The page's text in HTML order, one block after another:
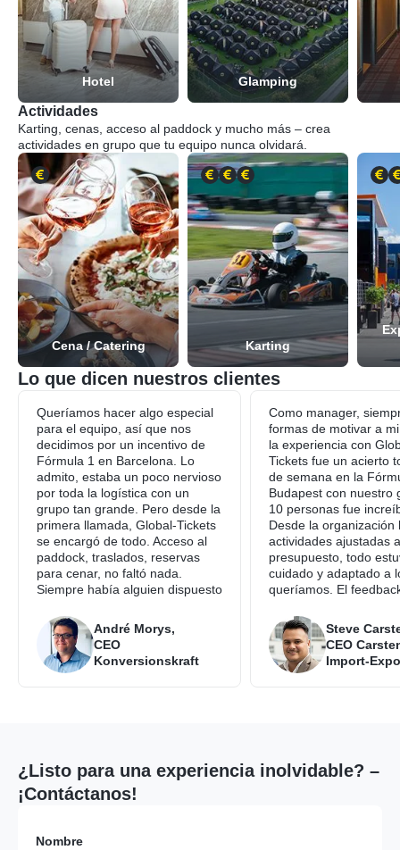
Hotel Glamping
Actividades
Karting, cenas, acceso al paddock y mucho más – crea
actividades en grupo que tu equipo nunca olvidará.
Cena / Catering Karting
Lo que dicen nuestros clientes
Queríamos hacer algo especial
para el equipo, así que nos
decidimos por un incentivo de
Fórmula 1 en Barcelona. Lo
admito, estaba un poco nervioso
por toda la logística con un
grupo tan grande. Pero desde la
primera llamada, Global-Tickets
se encargó de todo. Acceso al
paddock, traslados, reservas
para cenar, no faltó nada.
Siempre había alguien dispuesto
fue pura emoción. ¿Y para mí?
Cero estrés.
André Morys,
CEO
Konversionskraft
Como manager,
formas de motivar a
la experiencia con
Tickets fue un acierto
de semana en la
Budapest con nuestro
10 personas fue
Desde la organización
actividades ajustadas
presupuesto, todo
cuidado y adaptado a
queríamos. El
inmejorable.Steve
CEO
Import-
¿Listo para una experiencia inolvidable? –
¡Contáctanos!
Nombre